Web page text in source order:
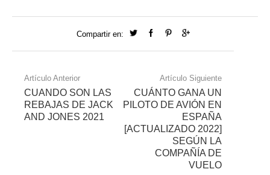
Compartir en:
Artículo Anterior
CUANDO SON LAS
REBAJAS DE JACK
AND JONES 2021
Artículo Siguiente
CUÁNTO GANA UN
PILOTO DE AVIÓN EN
ESPAÑA
[ACTUALIZADO 2022]
SEGÚN LA
COMPAÑÍA DE
VUELO